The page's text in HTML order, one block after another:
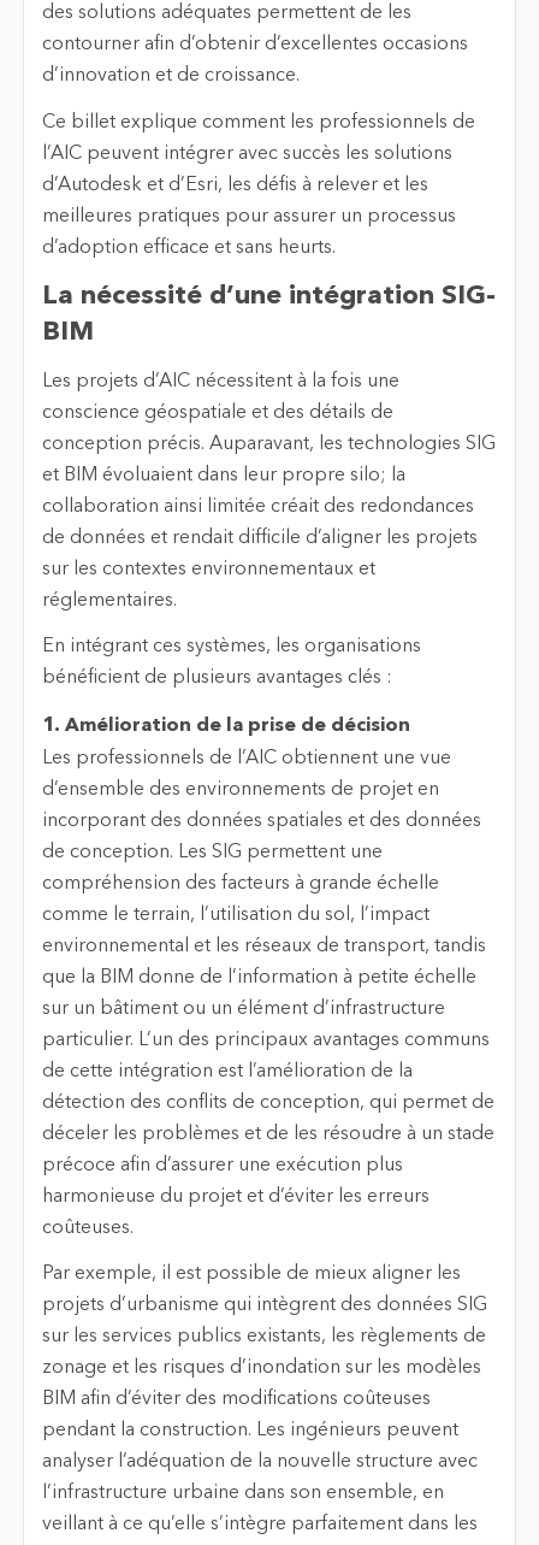
des solutions adéquates permettent de les
contourner afin d’obtenir d’excellentes occasions
d’innovation et de croissance.
Ce billet explique comment les professionnels de
l’AIC peuvent intégrer avec succès les solutions
d’Autodesk et d’Esri, les défis à relever et les
meilleures pratiques pour assurer un processus
d’adoption efficace et sans heurts.
La nécessité d’une intégration SIG-
BIM
Les projets d’AIC nécessitent à la fois une
conscience géospatiale et des détails de
conception précis. Auparavant, les technologies SIG
et BIM évoluaient dans leur propre silo; la
collaboration ainsi limitée créait des redondances
de données et rendait difficile d’aligner les projets
sur les contextes environnementaux et
réglementaires.
En intégrant ces systèmes, les organisations
bénéficient de plusieurs avantages clés :
1. Amélioration de la prise de décision
Les professionnels de l’AIC obtiennent une vue
d’ensemble des environnements de projet en
incorporant des données spatiales et des données
de conception. Les SIG permettent une
compréhension des facteurs à grande échelle
comme le terrain, l’utilisation du sol, l’impact
environnemental et les réseaux de transport, tandis
que la BIM donne de l’information à petite échelle
sur un bâtiment ou un élément d’infrastructure
particulier. L’un des principaux avantages communs
de cette intégration est l’amélioration de la
détection des conflits de conception, qui permet de
déceler les problèmes et de les résoudre à un stade
précoce afin d’assurer une exécution plus
harmonieuse du projet et d’éviter les erreurs
coûteuses.
Par exemple, il est possible de mieux aligner les
projets d’urbanisme qui intègrent des données SIG
sur les services publics existants, les règlements de
zonage et les risques d’inondation sur les modèles
BIM afin d’éviter des modifications coûteuses
pendant la construction. Les ingénieurs peuvent
analyser l’adéquation de la nouvelle structure avec
l’infrastructure urbaine dans son ensemble, en
veillant à ce qu’elle s’intègre parfaitement dans les